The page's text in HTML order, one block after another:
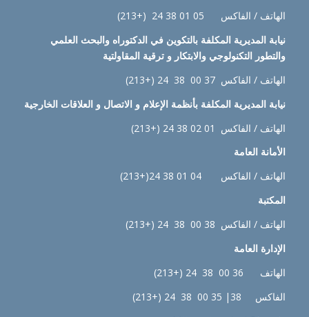
الهاتف / الفاكس 05 01 38 24 (+213)
نيابة المديرية المكلفة بالتكوين في الدكتوراه والبحث العلمي
والتطور التكنولوجي والابتكار و ترقية المقاولتية
الهاتف / الفاكس 37 00 38 24 (+213)
نيابة المديرية المكلفة بأنظمة الإعلام و الاتصال و العلاقات الخارجية
الهاتف / الفاكس 01 02 38 24 (+213)
الأمانة العامة
الهاتف / الفاكس 04 01 38 24(+213)
المكتبة
الهاتف / الفاكس 38 00 38 24 (+213)
الإدارة العامة
الهاتف 36 00 38 24 (+213)
الفاكس 38| 35 00 38 24 (+213)